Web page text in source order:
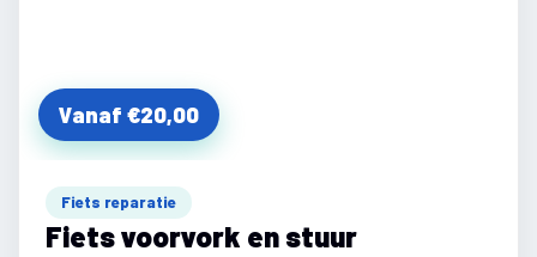
Vanaf €20,00
Fiets reparatie
Fiets voorvork en stuur